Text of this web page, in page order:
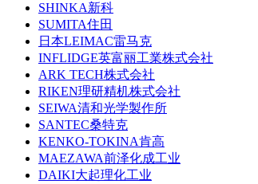
SHINKA新科
SUMITA住田
日本LEIMAC雷马克
INFLIDGE英富丽工業株式会社
ARK TECH株式会社
RIKEN理研精机株式会社
SEIWA清和光学製作所
SANTEC桑特克
KENKO-TOKINA肯高
MAEZAWA前泽化成工业
DAIKI大起理化工业